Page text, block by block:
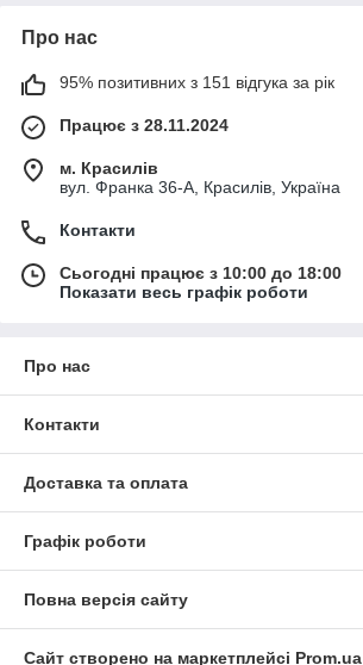
Про нас
95% позитивних з 151 відгука за рік
Працює з 28.11.2024
м. Красилів
вул. Франка 36-А, Красилів, Україна
Контакти
Сьогодні працює з 10:00 до 18:00
Показати весь графік роботи
Про нас
Контакти
Доставка та оплата
Графік роботи
Повна версія сайту
Сайт створено на маркетплейсі Prom.ua